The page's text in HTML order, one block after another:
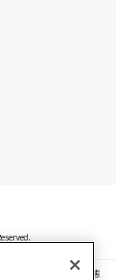
・音声等を、手段や形態